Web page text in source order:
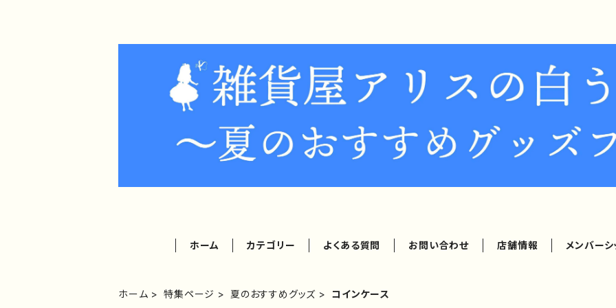
ホーム カテゴリー よくある質問 お問い合わせ 店舗情報 メンバーシ
ホーム 特集ページ 夏のおすすめグッズ コインケース